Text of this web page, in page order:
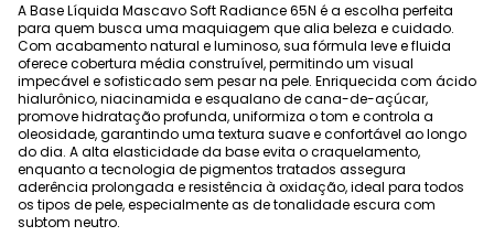
A Base Líquida Mascavo Soft Radiance 65N é a escolha perfeita
para quem busca uma maquiagem que alia beleza e cuidado.
Com acabamento natural e luminoso, sua fórmula leve e fluida
oferece cobertura média construível, permitindo um visual
impecável e sofisticado sem pesar na pele. Enriquecida com ácido
hialurônico, niacinamida e esqualano de cana-de-açúcar,
promove hidratação profunda, uniformiza o tom e controla a
oleosidade, garantindo uma textura suave e confortável ao longo
do dia. A alta elasticidade da base evita o craquelamento,
enquanto a tecnologia de pigmentos tratados assegura
aderência prolongada e resistência à oxidação, ideal para todos
os tipos de pele, especialmente as de tonalidade escura com
subtom neutro.